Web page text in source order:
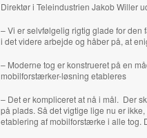
Direktør i Teleindustrien Jakob Willer
– Vi er selvfølgelig rigtig glade for
i det videre arbejde og håber på, at
– Moderne tog er konstrueret på en
mobilforstærker-løsning etableres
– Det er kompliceret at nå i mål. Der
på plads. Så det vigtige lige nu er
etablering af mobilforstærke i alle tog.